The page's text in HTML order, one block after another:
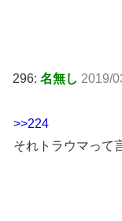
296: 名無し 2019/
>>224
それトラウマって